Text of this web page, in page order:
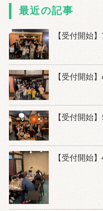
最近の記事
【受付開始
【受付開始
【受付開始
【受付開始